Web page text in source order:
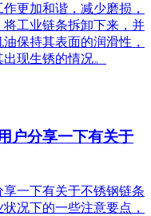
更加和谐，减少磨损，
工业链条拆卸下来，并
保持其表面的润滑性，
现生锈的情况。
户分享一下有关于
一下有关于不锈钢链条
况下的一些注意要点，